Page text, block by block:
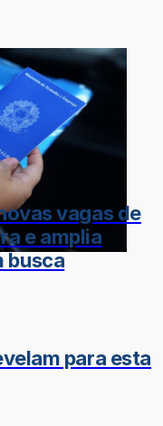
vagas de
e amplia
busca
para esta